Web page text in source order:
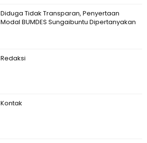
Diduga Tidak Transparan, Penyertaan
Modal BUMDES Sungaibuntu Dipertanyakan
Redaksi
Kontak